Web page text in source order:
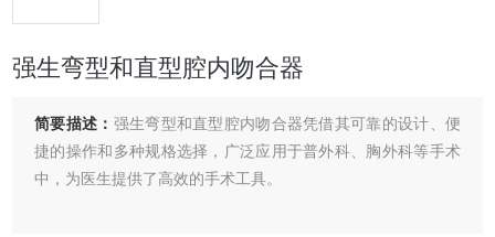
强生弯型和直型腔内吻合器
简要描述： 强生弯型和直型腔内吻合器凭借其可靠的设计、便
捷的操作和多种规格选择，广泛应用于普外科、胸外科等手术
中，为医生提供了高效的手术工具。